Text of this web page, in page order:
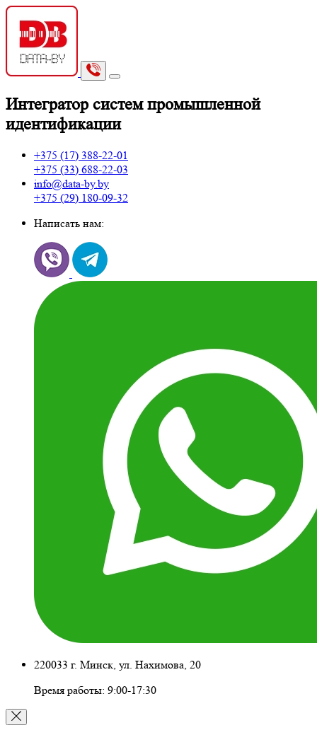
Интегратор систем промышленной
идентификации
+375 (17) 388-22-01
+375 (33) 688-22-03
info@data-by.by
+375 (29) 180-09-32
Написать нам:
220033 г. Минск, ул. Нахимова, 20
Время работы: 9:00-17:30